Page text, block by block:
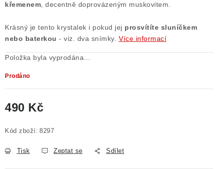
křemenem , decentně doprovázeným muskovitem.
Krásný je tento krystalek i pokud jej prosvítíte sluníčkem
nebo baterkou - viz. dva snímky. Více informací
Položka byla vyprodána…
Prodáno
490 Kč
Kód zboží: 8297
Tisk Zeptat se Sdílet